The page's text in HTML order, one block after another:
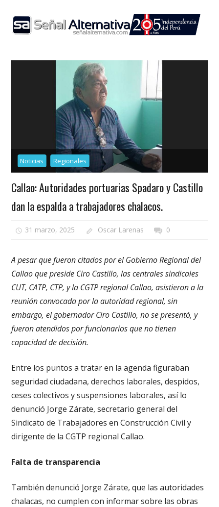
content
Noticias Regionales
Callao: Autoridades portuarias Spadaro y Castillo
dan la espalda a trabajadores chalacos.
31 marzo, 2025 Oscar Larenas 0
A pesar que fueron citados por el Gobierno Regional del
Callao que preside Ciro Castillo, las centrales sindicales
CUT, CATP, CTP, y la CGTP regional Callao, asistieron a la
reunión convocada por la autoridad regional, sin
embargo, el gobernador Ciro Castillo, no se presentó, y
fueron atendidos por funcionarios que no tienen
capacidad de decisión.
Entre los puntos a tratar en la agenda figuraban
seguridad ciudadana, derechos laborales, despidos,
ceses colectivos y suspensiones laborales, así lo
denunció Jorge Zárate, secretario general del
Sindicato de Trabajadores en Construcción Civil y
dirigente de la CGTP regional Callao.
Falta de transparencia
También denunció Jorge Zárate, que las autoridades
chalacas, no cumplen con informar sobre las obras